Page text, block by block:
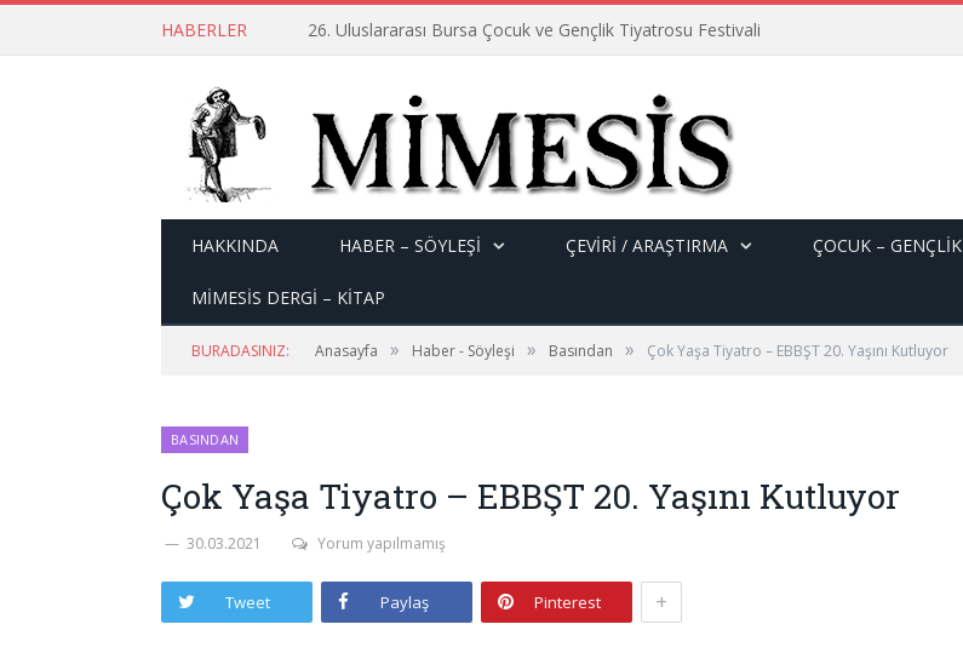
HABERLER 26. Uluslararası Bursa Çocuk ve Gençlik Tiyatrosu Festivali
HAKKINDA HABER – SÖYLEŞI ÇEVİRİ / ARAŞTIRMA ÇOCUK – GENÇLIK
MİMESİS DERGİ – KİTAP
BURADASINIZ: Anasayfa » Haber - Söyleşi » Basından » Çok Yaşa Tiyatro – EBBŞT 20. Yaşını Kutluyor
BASINDAN
Çok Yaşa Tiyatro – EBBŞT 20. Yaşını Kutluyor
30.03.2021 Yorum yapılmamış
Tweet Paylaş Pinterest +